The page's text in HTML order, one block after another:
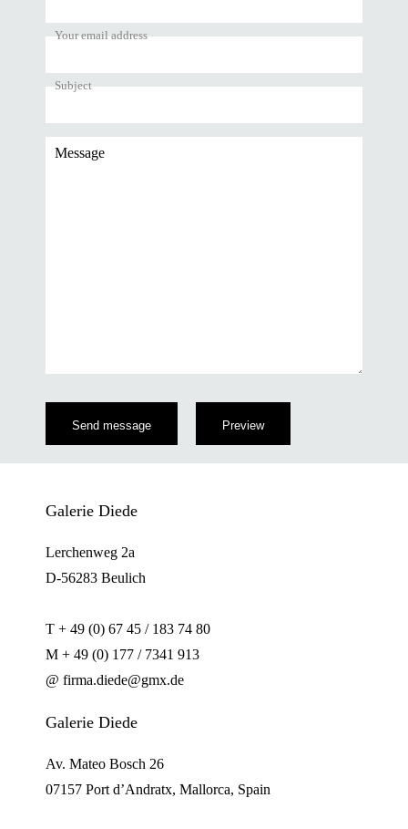
Your email address
Subject
Message
Galerie Diede
Lerchenweg 2a
D-56283 Beulich
T + 49 (0) 67 45 / 183 74 80
M + 49 (0) 177 / 7341 913
@ firma.diede@gmx.de
Galerie Diede
Av. Mateo Bosch 26
07157 Port d’Andratx, Mallorca, Spain